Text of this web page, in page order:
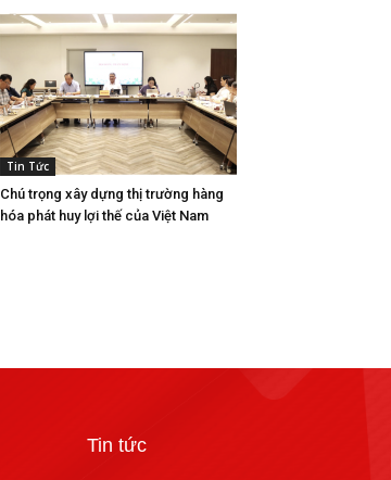
Tin Tức
Chú trọng xây dựng thị trường hàng
hóa phát huy lợi thế của Việt Nam
Tin tức